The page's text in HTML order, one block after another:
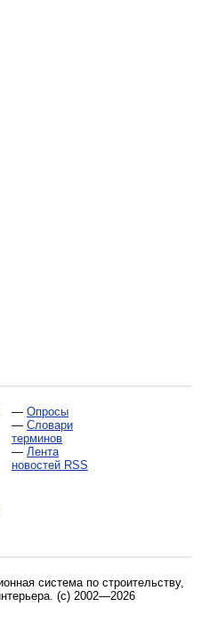
— Опросы
— Словари
терминов
— Лента
новостей RSS
система по строительству,
. (c) 2002—2026